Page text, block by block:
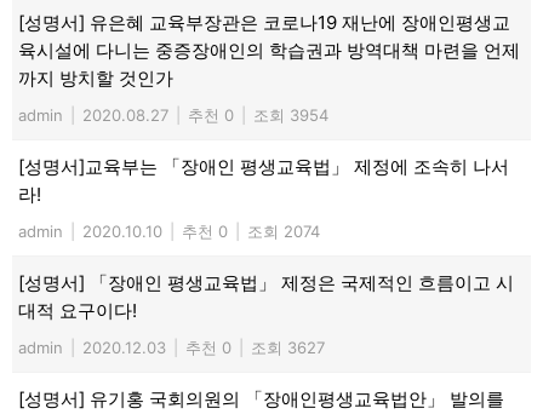
[성명서] 유은혜 교육부장관은 코로나19 재난에 장애인평생교
육시설에 다니는 중증장애인의 학습권과 방역대책 마련을 언제
까지 방치할 것인가
admin 2020.08.27 추천 0 조회 3954
[성명서]교육부는 「장애인 평생교육법」 제정에 조속히 나서
라!
admin 2020.10.10 추천 0 조회 2074
[성명서] 「장애인 평생교육법」 제정은 국제적인 흐름이고 시
대적 요구이다!
admin 2020.12.03 추천 0 조회 3627
[성명서] 유기홍 국회의원의 「장애인평생교육법안」 발의를